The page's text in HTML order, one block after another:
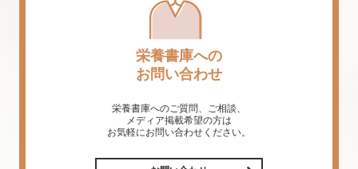
栄養書庫への
お問い合わせ
栄養書庫へのご質問、ご相談、
メディア掲載希望の方は
お気軽にお問い合わせください。